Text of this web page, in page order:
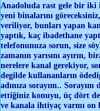
Anadoluda rast gele bir iki
yeni binalarını
veriliyor, bunları yapan
yaptık, kaç ibadethane
telefonunuza sorun, size
zamanın yarısını ayırın,
nerelere kanal gerekiyor,
degilde kullananların
adınıza sorayım..
ettiğiniz konuyu, üç dört
ve kanala ihtiyaç varmı on